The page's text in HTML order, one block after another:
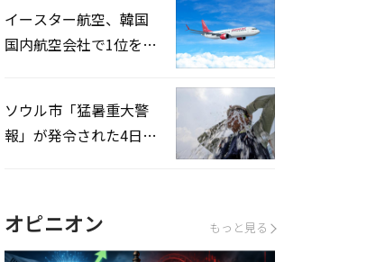
イースター航空、韓国
国内航空会社で1位を記
ソウル市「猛暑重大警
報」が発令された4日、
オピニオン もっと見る